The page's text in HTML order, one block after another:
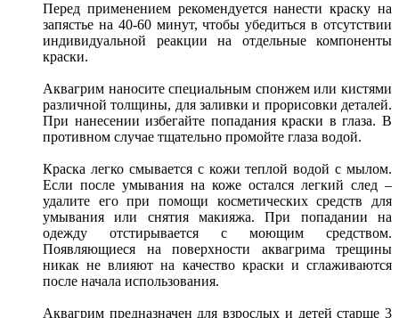
Перед применением рекомендуется нанести краску на
запястье на 40-60 минут, чтобы убедиться в отсутствии
индивидуальной реакции на отдельные компоненты
краски.
Аквагрим наносите специальным спонжем или кистями
различной толщины, для заливки и прорисовки деталей.
При нанесении избегайте попадания краски в глаза. В
противном случае тщательно промойте глаза водой.
Краска легко смывается с кожи теплой водой с мылом.
Если после умывания на коже остался легкий след –
удалите его при помощи косметических средств для
умывания или снятия макияжа. При попадании на
одежду отстирывается с моющим средством.
Появляющиеся на поверхности аквагрима трещины
никак не влияют на качество краски и сглаживаются
после начала использования.
Аквагрим предназначен для взрослых и детей старше 3